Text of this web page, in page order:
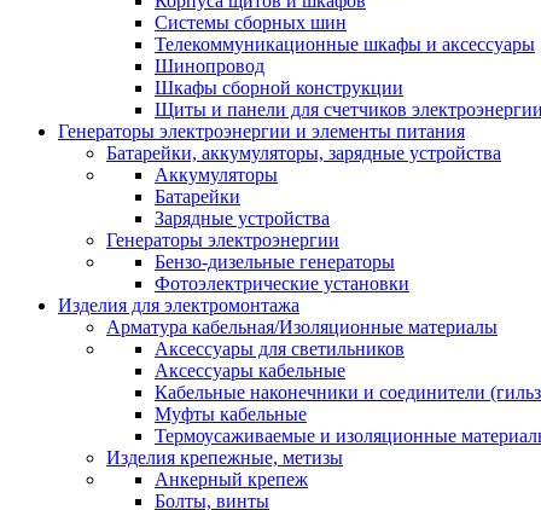
Системы сборных шин
Телекоммуникационные шкафы и аксессуары
Шинопровод
Шкафы сборной конструкции
Щиты и панели для счетчиков электроэнергии
Генераторы электроэнергии и элементы питания
Батарейки, аккумуляторы, зарядные устройства
Аккумуляторы
Батарейки
Зарядные устройства
Генераторы электроэнергии
Бензо-дизельные генераторы
Фотоэлектрические установки
Изделия для электромонтажа
Арматура кабельная/Изоляционные материалы
Аксессуары для светильников
Аксессуары кабельные
Кабельные наконечники и соединители
Муфты кабельные
Термоусаживаемые и изоляционные
Изделия крепежные, метизы
Анкерный крепеж
Болты, винты